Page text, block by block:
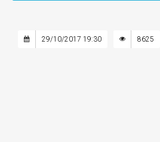
29/10/2017 19:30 8625